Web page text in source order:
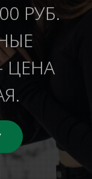
РУБ.
ЦЕНА